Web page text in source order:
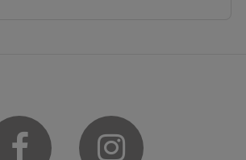
Facebook